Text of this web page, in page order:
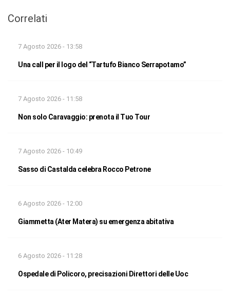
Correlati
7 Agosto 2026 - 13:58
Una call per il logo del “Tartufo Bianco Serrapotamo”
7 Agosto 2026 - 11:58
Non solo Caravaggio: prenota il Tuo Tour
7 Agosto 2026 - 10:49
Sasso di Castalda celebra Rocco Petrone
6 Agosto 2026 - 12:00
Giammetta (Ater Matera) su emergenza abitativa
6 Agosto 2026 - 11:28
Ospedale di Policoro, precisazioni Direttori delle Uoc